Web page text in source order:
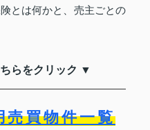
とは何かと、売主ごとの
らをクリック ▼
売買物件一覧